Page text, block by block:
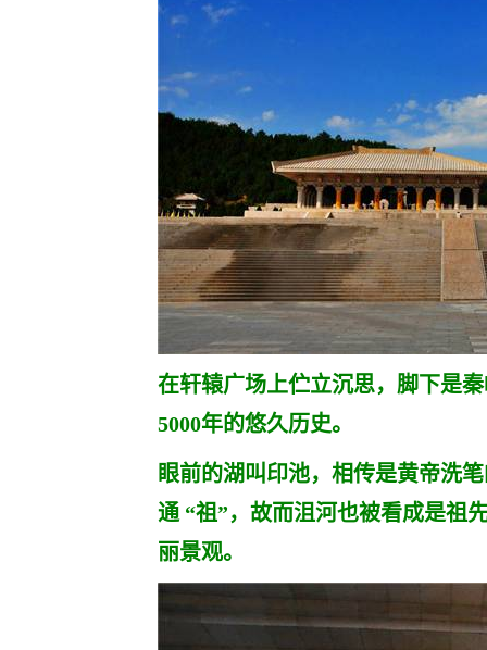
在轩辕广场上伫立沉思，脚下是
5000年的悠久历史。
眼前的湖叫印池，相传是黄帝洗
通 “祖”，故而沮河也被看成是祖
丽景观。